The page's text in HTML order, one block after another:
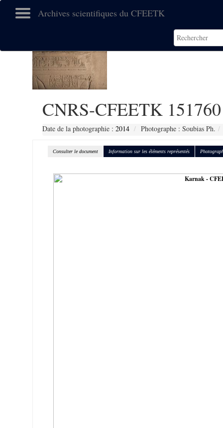
Archives scientifiques du CFEETK
CNRS-CFEETK 151760
Date de la photographie : 2014 Photographe : Soubias Ph.
Consulter le document Information sur les éléments représentés